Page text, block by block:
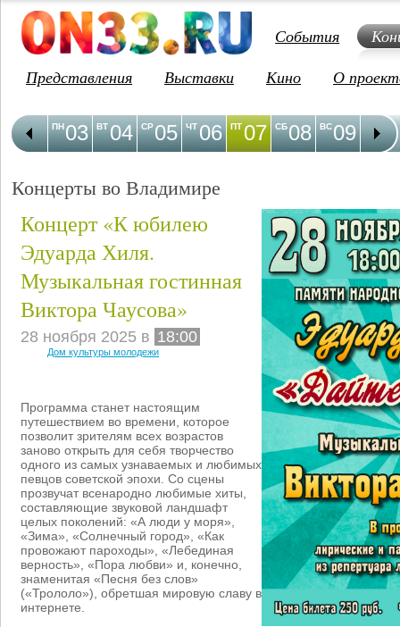
События
Представления
Выставки Кино О
03
ПН 04
ВТ 05
СР 06
ЧТ 07
ПТ 08
СБ 09
ВС 10
ПН
Концерты во Владимире
Концерт «К юбилею
Эдуарда Хиля.
Музыкальная гостинная
Виктора Чаусова»
28 ноября 2025 в 18:00
Дом культуры молодежи
Программа станет настоящим
путешествием во времени, которое
позволит зрителям всех возрастов
заново открыть для себя творчество
одного из самых узнаваемых и любимых
певцов советской эпохи. Со сцены
прозвучат всенародно любимые хиты,
составляющие звуковой ландшафт
целых поколений: «А люди у моря»,
«Зима», «Солнечный город», «Как
провожают пароходы», «Лебединая
верность», «Пора любви» и, конечно,
знаменитая «Песня без слов»
(«Трололо»), обретшая мировую славу в
интернете.